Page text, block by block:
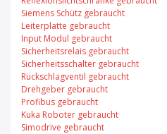
Siemens Schütz gebraucht
Leiterplatte gebraucht
Input Modul gebraucht
Sicherheitsrelais gebraucht
Sicherheitsschalter gebraucht
Rückschlagventil gebraucht
Drehgeber gebraucht
Profibus gebraucht
Kuka Roboter gebraucht
Simodrive gebraucht